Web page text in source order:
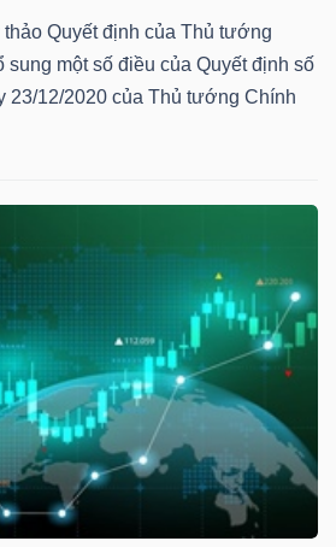
Quyết định của Thủ tướng
một số điều của Quyết định số
23/12/2020 của Thủ tướng Chính